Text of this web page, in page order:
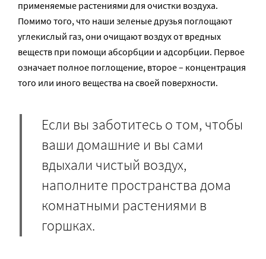
применяемые растениями для очистки воздуха.
Помимо того, что наши зеленые друзья поглощают
углекислый газ, они очищают воздух от вредных
веществ при помощи абсорбции и адсорбции. Первое
означает полное поглощение, второе – концентрация
того или иного вещества на своей поверхности.
Если вы заботитесь о том, чтобы
ваши домашние и вы сами
вдыхали чистый воздух,
наполните пространства дома
комнатными растениями в
горшках.